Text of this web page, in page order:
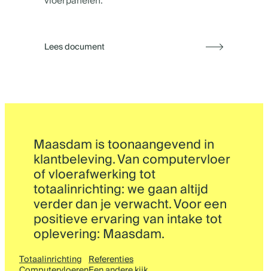
Lees document
Maasdam is toonaangevend in
klantbeleving. Van computervloer
of vloerafwerking tot
totaalinrichting: we gaan altijd
verder dan je verwacht. Voor een
positieve ervaring van intake tot
oplevering: Maasdam.
Totaalinrichting Referenties